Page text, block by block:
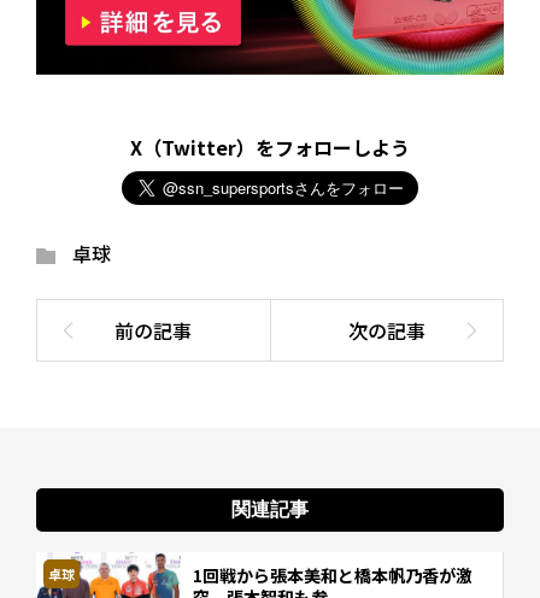
X（Twitter）をフォローしよう
卓球
関連記事
卓球
1回戦から張本美和と橋本帆乃香が激